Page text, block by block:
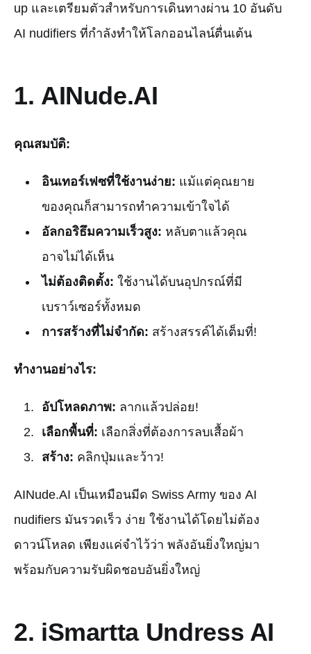
up และเตรียมตัวสำหรับการเดินทางผ่าน 10 อันดับ
AI nudifiers ที่กำลังทำให้โลกออนไลน์ตื่นเต้น
1. AINude.AI
คุณสมบัติ:
อินเทอร์เฟซที่ใช้งานง่าย: แม้แต่คุณยาย
ของคุณก็สามารถทำความเข้าใจได้
อัลกอริธึมความเร็วสูง: หลับตาแล้วคุณ
อาจไม่ได้เห็น
ไม่ต้องติดตั้ง: ใช้งานได้บนอุปกรณ์ที่มี
เบราว์เซอร์ทั้งหมด
การสร้างที่ไม่จำกัด: สร้างสรรค์ได้เต็มที่!
ทำงานอย่างไร:
อัปโหลดภาพ: ลากแล้วปล่อย!
เลือกพื้นที่: เลือกสิ่งที่ต้องการลบเสื้อผ้า
สร้าง: คลิกปุ่มและว้าว!
AINude.AI เป็นเหมือนมีด Swiss Army ของ AI
nudifiers มันรวดเร็ว ง่าย ใช้งานได้โดยไม่ต้อง
ดาวน์โหลด เพียงแค่จำไว้ว่า พลังอันยิ่งใหญ่มา
พร้อมกับความรับผิดชอบอันยิ่งใหญ่
2. iSmartta Undress AI